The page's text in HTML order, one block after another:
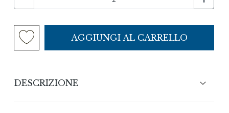
AGGIUNGI AL CARRELLO
DESCRIZIONE